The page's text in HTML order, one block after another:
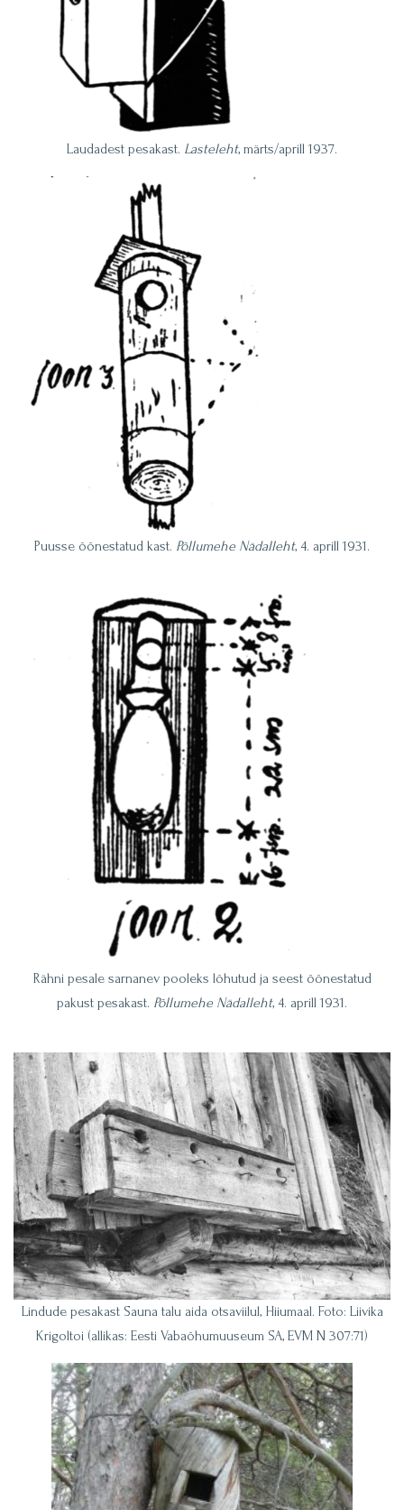
Laudadest pesakast. Lasteleht, märts/aprill 1937.
Puusse õõnestatud kast. Põllumehe Nädalleht, 4. aprill 1931.
Rähni pesale sarnanev pooleks lõhutud ja seest õõnestatud
pakust pesakast. Põllumehe Nädalleht, 4. aprill 1931.
Lindude pesakast Sauna talu aida otsaviilul, Hiiumaal. Foto: Liivika
Krigoltoi (allikas: Eesti Vabaõhumuuseum SA, EVM N 307:71)